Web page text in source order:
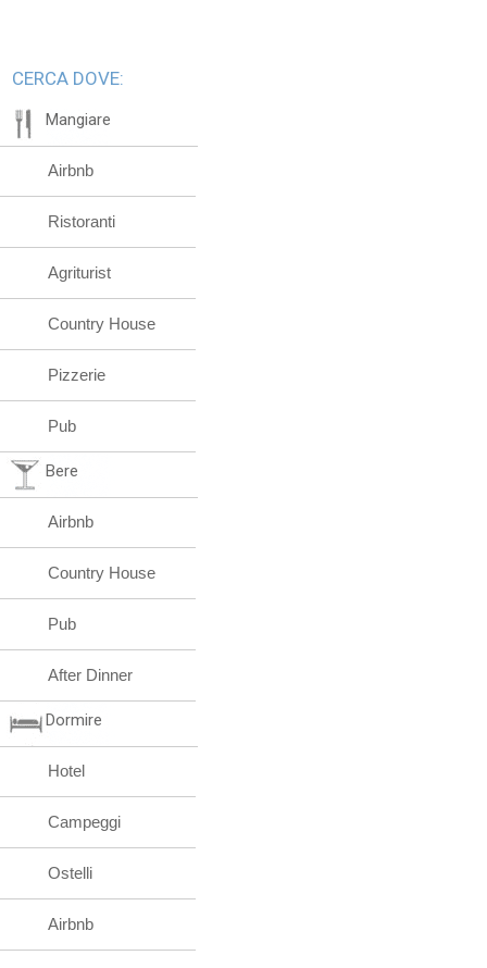
CERCA DOVE:
Mangiare
Airbnb
Ristoranti
Agriturist
Country House
Pizzerie
Pub
Bere
Airbnb
Country House
Pub
After Dinner
Dormire
Hotel
Campeggi
Ostelli
Airbnb